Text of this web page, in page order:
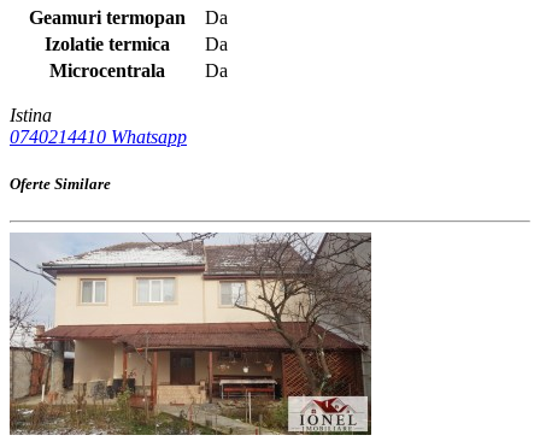
Geamuri termopan
Da
Izolatie termica
Da
Microcentrala
Da
Istina
0740214410 Whatsapp
Oferte Similare